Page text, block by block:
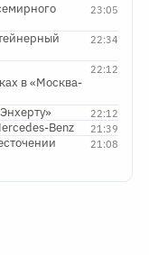
23:05
22:34
22:12
в «Москва-
22:12
21:39
Benz
21:08